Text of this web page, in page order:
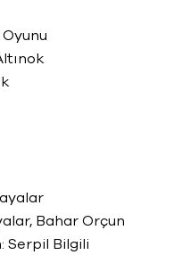
Bahar Orçun
Serpil Bilgili